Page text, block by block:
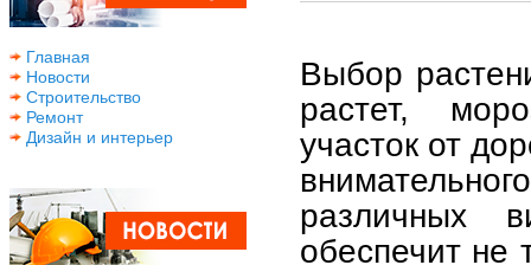
Главная
Новости
Строительство
Ремонт
Дизайн и интерьер
Выбор
растет,
участок от
различных
обеспечит не